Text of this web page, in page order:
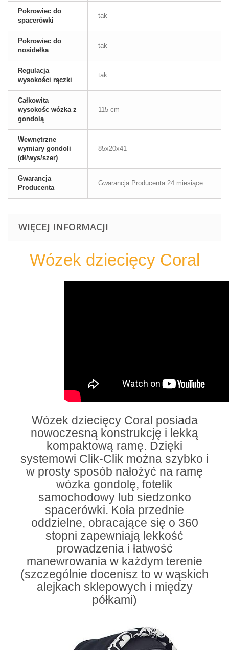
Pokrowiec do
spacerówki
tak
Pokrowiec do
nosidełka
tak
Regulacja
wysokości rączki
tak
Całkowita
wysokośc wózka z
gondolą
115 cm
Wewnętrzne
wymiary gondoli
(dł/wys/szer)
85x20x41
Gwarancja
Producenta
Gwarancja Producenta 24 miesiące
WIĘCEJ INFORMACJI
Wózek dziecięcy Coral
Wózek dziecięcy Coral posiada
nowoczesną konstrukcję i lekką
kompaktową ramę. Dzięki
systemowi Clik-Clik można szybko i
w prosty sposób nałożyć na ramę
wózka gondolę, fotelik
samochodowy lub siedzonko
spacerówki. Koła przednie
oddzielne, obracające się o 360
stopni zapewniają lekkość
prowadzenia i łatwość
manewrowania w każdym terenie
(szczególnie docenisz to w wąskich
alejkach sklepowych i między
półkami)